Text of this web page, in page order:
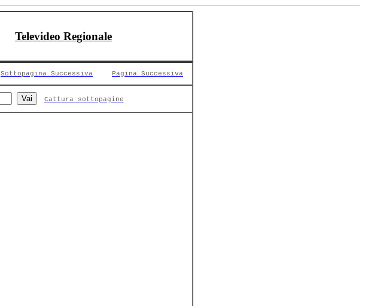
Televideo Regionale
Sottopagina Successiva Pagina Successiva
Cattura sottopagine